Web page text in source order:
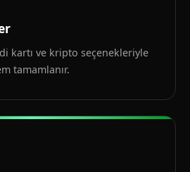
kartı ve kripto seçenekleriyle
tamamlanır.